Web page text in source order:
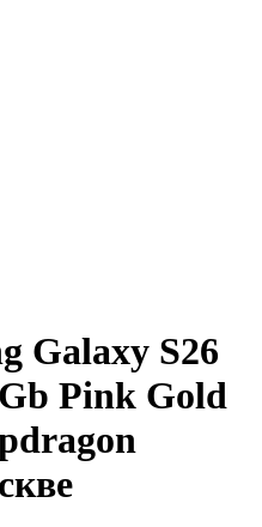
Galaxy S26
Pink Gold